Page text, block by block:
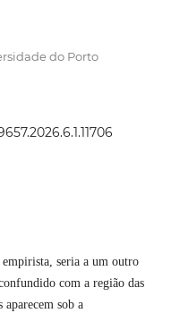
do Porto
empirista, seria a um outro
com a região das
sob a